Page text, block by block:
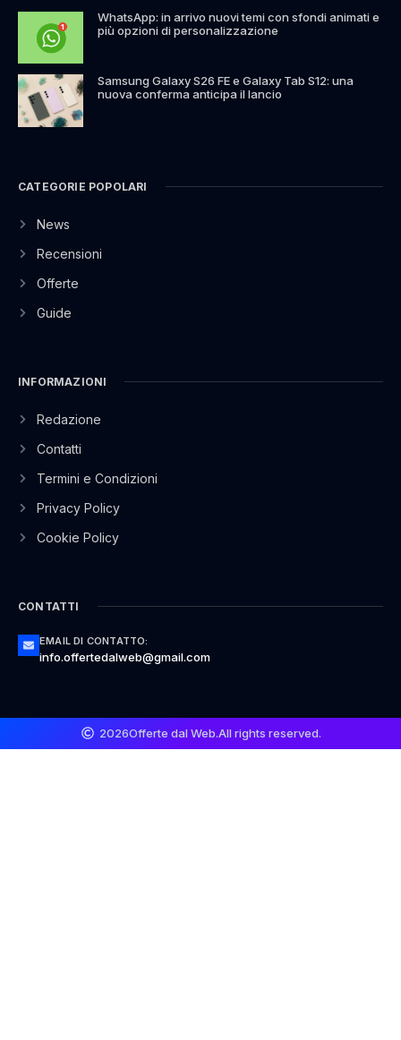
WhatsApp: in arrivo nuovi temi con sfondi animati e
più opzioni di personalizzazione
Samsung Galaxy S26 FE e Galaxy Tab S12: una
nuova conferma anticipa il lancio
CATEGORIE POPOLARI
News
Recensioni
Offerte
Guide
INFORMAZIONI
Redazione
Contatti
Termini e Condizioni
Privacy Policy
Cookie Policy
CONTATTI
EMAIL DI CONTATTO:
info.offertedalweb@gmail.com
2026Offerte dal Web.All rights reserved.